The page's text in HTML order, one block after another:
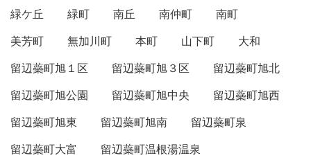
緑ケ丘 緑町 南丘 南仲町
南町
美芳町
無加川町 本町 山下町
大和
留辺蘂町旭１区
留辺蘂町旭３区
留辺蘂町旭北
留辺蘂町旭公園
留辺蘂町旭中央
留辺蘂町旭西
留辺蘂町旭東
留辺蘂町旭南
留辺蘂町泉
留辺蘂町大富
留辺蘂町温根湯温泉